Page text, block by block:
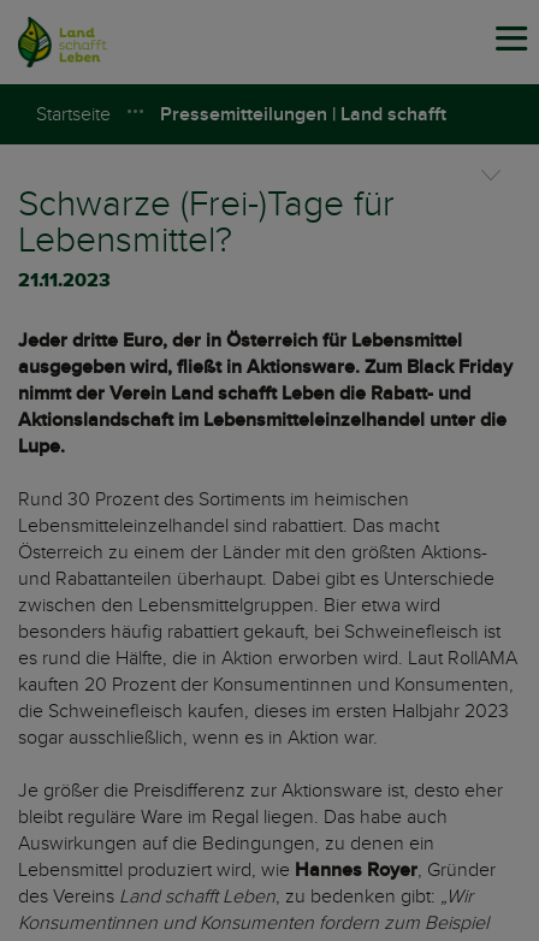
Startseite Pressemitteilungen | Land schafft
Schwarze (Frei-)Tage für
Lebensmittel?
21.11.2023
Jeder dritte Euro, der in Österreich für Lebensmittel
ausgegeben wird, fließt in Aktionsware. Zum Black Friday
nimmt der Verein Land schafft Leben die Rabatt- und
Aktionslandschaft im Lebensmitteleinzelhandel unter die
Lupe.
Rund 30 Prozent des Sortiments im heimischen
Lebensmitteleinzelhandel sind rabattiert. Das macht
Österreich zu einem der Länder mit den größten Aktions-
und Rabattanteilen überhaupt. Dabei gibt es Unterschiede
zwischen den Lebensmittelgruppen. Bier etwa wird
besonders häufig rabattiert gekauft, bei Schweinefleisch ist
es rund die Hälfte, die in Aktion erworben wird. Laut RollAMA
kauften 20 Prozent der Konsumentinnen und Konsumenten,
die Schweinefleisch kaufen, dieses im ersten Halbjahr 2023
sogar ausschließlich, wenn es in Aktion war.
Je größer die Preisdifferenz zur Aktionsware ist, desto eher
bleibt reguläre Ware im Regal liegen. Das habe auch
Auswirkungen auf die Bedingungen, zu denen ein
Lebensmittel produziert wird, wie Hannes Royer, Gründer
des Vereins Land schafft Leben, zu bedenken gibt: „Wir
Konsumentinnen und Konsumenten fordern zum Beispiel